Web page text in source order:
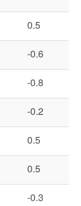
0.5
-0.6
-0.8
-0.2
0.5
0.5
-0.3